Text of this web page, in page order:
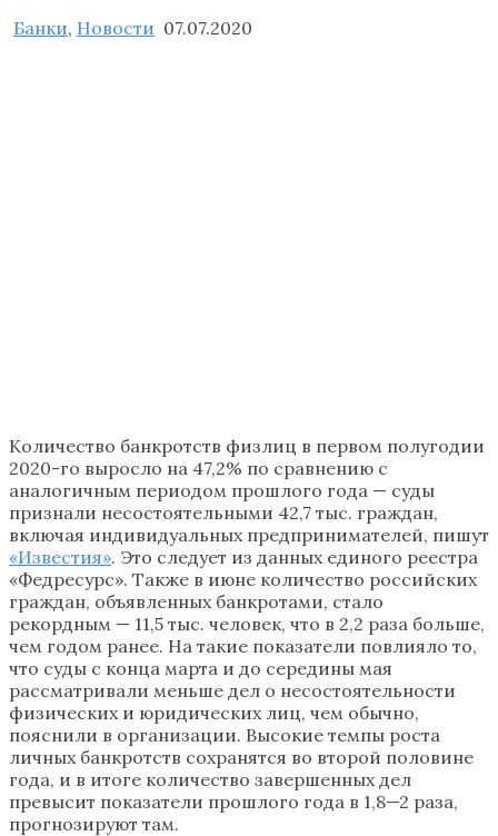
Банки, Новости 07.07.2020
Количество банкротств физлиц в первом полугодии
2020-го выросло на 47,2% по сравнению с
аналогичным периодом прошлого года — суды
признали несостоятельными 42,7 тыс. граждан,
включая индивидуальных предпринимателей, пишут
«Известия». Это следует из данных единого реестра
«Федресурс». Также в июне количество российских
граждан, объявленных банкротами, стало
рекордным — 11,5 тыс. человек, что в 2,2 раза больше,
чем годом ранее. На такие показатели повлияло то,
что суды с конца марта и до середины мая
рассматривали меньше дел о несостоятельности
физических и юридических лиц, чем обычно,
пояснили в организации. Высокие темпы роста
личных банкротств сохранятся во второй половине
года, и в итоге количество завершенных дел
превысит показатели прошлого года в 1,8—2 раза,
прогнозируют там.